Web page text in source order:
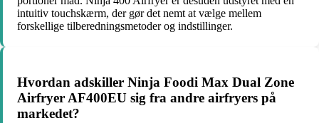
intuitiv touchskærm, der gør det nemt at vælge mellem
forskellige tilberedningsmetoder og indstillinger.
Hvordan adskiller Ninja Foodi Max Dual Zone
Airfryer AF400EU sig fra andre airfryers på
markedet?